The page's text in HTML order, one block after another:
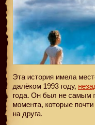
Эта история имела
далёком 1993 году,
года. Он был не самым
момента, которые
на друга.